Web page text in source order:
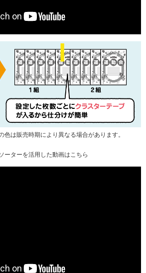
は販売時期により異なる場合があります。
ーターを活用した動画はこちら